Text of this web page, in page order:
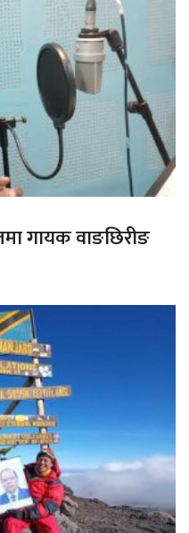
गायक वाङछिरीङ